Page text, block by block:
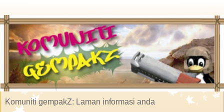
Komuniti gempakZ: Laman informasi anda